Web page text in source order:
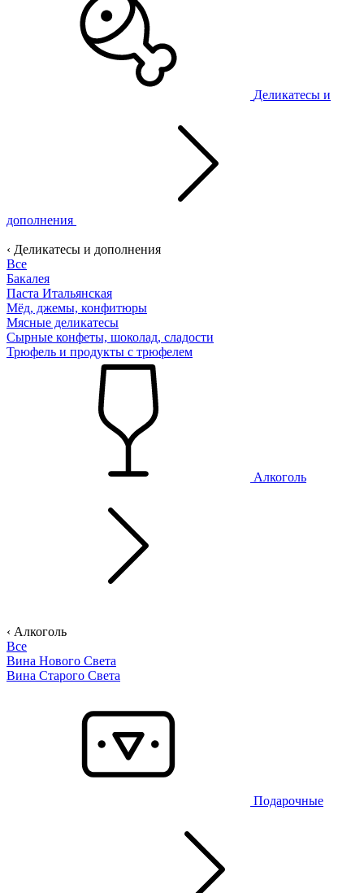
Деликатесы и
дополнения
‹ Деликатесы и дополнения
Все
Бакалея
Паста Итальянская
Мёд, джемы, конфитюры
Мясные деликатесы
Сырные конфеты, шоколад, сладости
Трюфель и продукты с трюфелем
Алкоголь
‹ Алкоголь
Все
Вина Нового Света
Вина Старого Света
Подарочные